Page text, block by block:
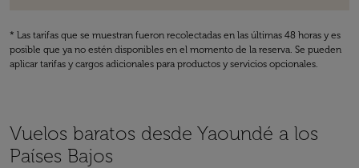
* Las tarifas que se muestran fueron recolectadas en las últimas 48 horas y es
posible que ya no estén disponibles en el momento de la reserva. Se pueden
aplicar tarifas y cargos adicionales para productos y servicios opcionales.
Vuelos baratos desde Yaoundé a los
Países Bajos